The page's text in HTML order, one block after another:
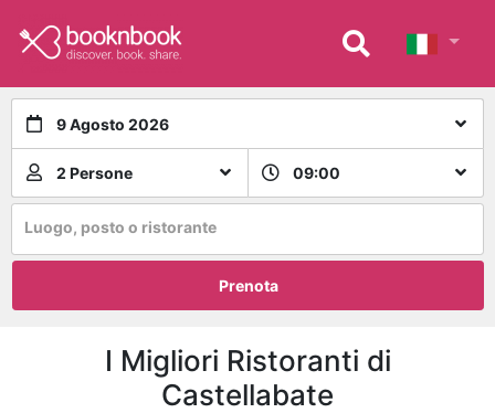
9 Agosto 2026
2 Persone 09:00
Luogo, posto o ristorante
Prenota
I Migliori Ristoranti di
Castellabate